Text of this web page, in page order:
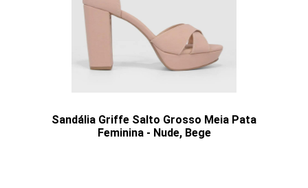
Sandália Griffe Salto Grosso Meia Pata
Feminina - Nude, Bege